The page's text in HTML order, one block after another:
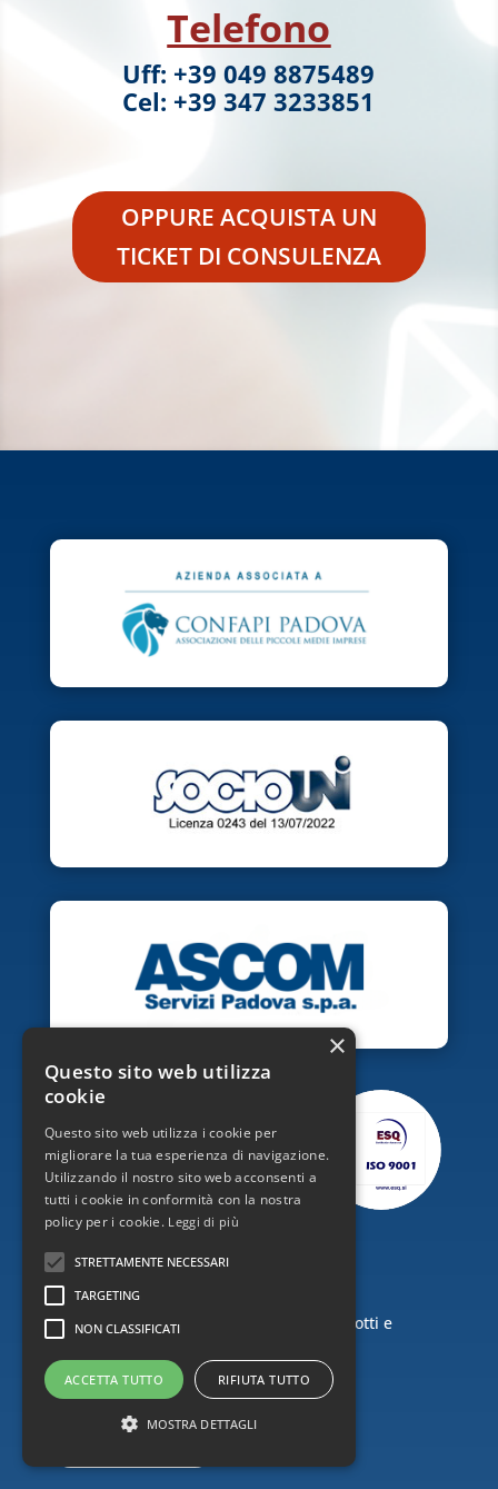
Telefono
Uff: +39 049 8875489
Cel: +39 347 3233851
OPPURE ACQUISTA UN
TICKET DI CONSULENZA
CEC.group SRL è un’azienda
certificata ISO9001
Consulenza in ambito sicurezza dei prodotti e
sistemi di gestione.
×
Questo sito web utilizza
cookie
Questo sito web utilizza i cookie per
migliorare la tua esperienza di navigazione.
Utilizzando il nostro sito web acconsenti a
tutti i cookie in conformità con la nostra
policy per i cookie. Leggi di più
STRETTAMENTE NECESSARI
TARGETING
NON CLASSIFICATI
ACCETTA TUTTO RIFIUTA TUTTO
MOSTRA DETTAGLI